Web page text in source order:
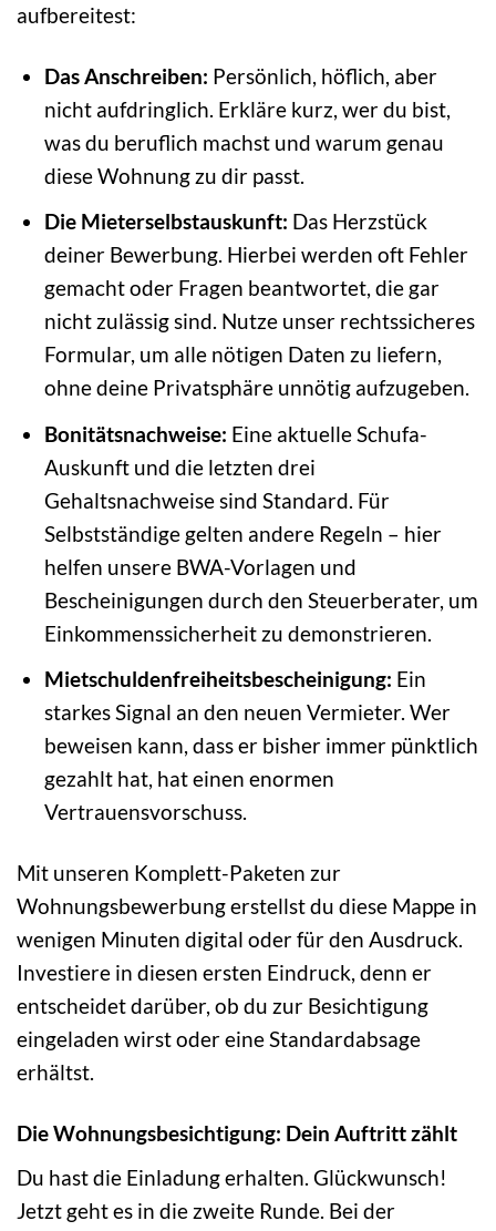
aufbereitest:
Das Anschreiben: Persönlich, höflich, aber
nicht aufdringlich. Erkläre kurz, wer du bist,
was du beruflich machst und warum genau
diese Wohnung zu dir passt.
Die Mieterselbstauskunft: Das Herzstück
deiner Bewerbung. Hierbei werden oft Fehler
gemacht oder Fragen beantwortet, die gar
nicht zulässig sind. Nutze unser rechtssicheres
Formular, um alle nötigen Daten zu liefern,
ohne deine Privatsphäre unnötig aufzugeben.
Bonitätsnachweise: Eine aktuelle Schufa-
Auskunft und die letzten drei
Gehaltsnachweise sind Standard. Für
Selbstständige gelten andere Regeln – hier
helfen unsere BWA-Vorlagen und
Bescheinigungen durch den Steuerberater, um
Einkommenssicherheit zu demonstrieren.
Mietschuldenfreiheitsbescheinigung: Ein
starkes Signal an den neuen Vermieter. Wer
beweisen kann, dass er bisher immer pünktlich
gezahlt hat, hat einen enormen
Vertrauensvorschuss.
Mit unseren Komplett-Paketen zur
Wohnungsbewerbung erstellst du diese Mappe in
wenigen Minuten digital oder für den Ausdruck.
Investiere in diesen ersten Eindruck, denn er
entscheidet darüber, ob du zur Besichtigung
eingeladen wirst oder eine Standardabsage
erhältst.
Die Wohnungsbesichtigung: Dein Auftritt zählt
Du hast die Einladung erhalten. Glückwunsch!
Jetzt geht es in die zweite Runde. Bei der